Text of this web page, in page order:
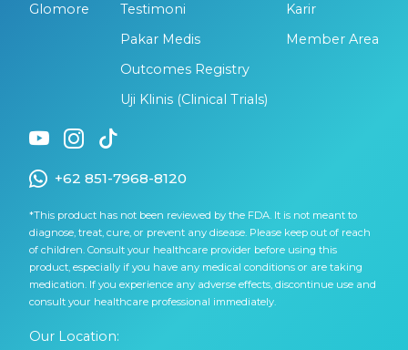
Glomore
Testimoni
Pakar Medis
Outcomes Registry
Uji Klinis (Clinical Trials)
Karir
Member Area
+62 851-7968-8120
*This product has not been reviewed by the FDA. It is not meant to
diagnose, treat, cure, or prevent any disease. Please keep out of reach
of children. Consult your healthcare provider before using this
product, especially if you have any medical conditions or are taking
medication. If you experience any adverse effects, discontinue use and
consult your healthcare professional immediately.
Our Location: